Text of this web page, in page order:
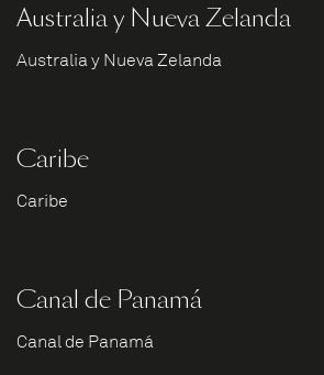
Australia y Nueva Zelanda
Australia y Nueva Zelanda
Caribe
Caribe
Canal de Panamá
Canal de Panamá